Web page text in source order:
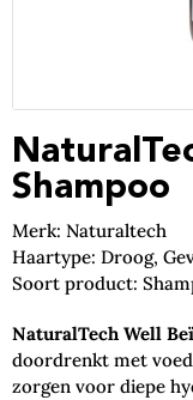
Shampoo
Merk: Naturaltech
Haartype: Droog,
Soort product:
NaturalTech Well
doordrenkt met
zorgen voor diepe